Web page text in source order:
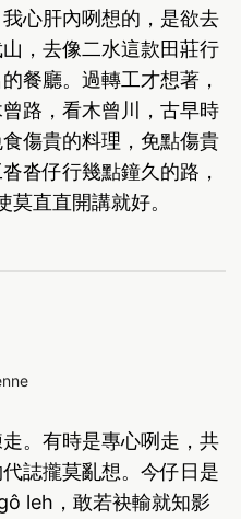
心肝內咧想的，是欲去
，去像二水這款田莊行
餐廳。過轉工才想著，
路，看木曾川，古早時
傷貴的料理，免點傷貴
沓仔行幾點鐘久的路，
直直開講就好。
。有時是專心咧走，共
誌攏莫亂想。今仔日是
leh，敢若袂輸就知影